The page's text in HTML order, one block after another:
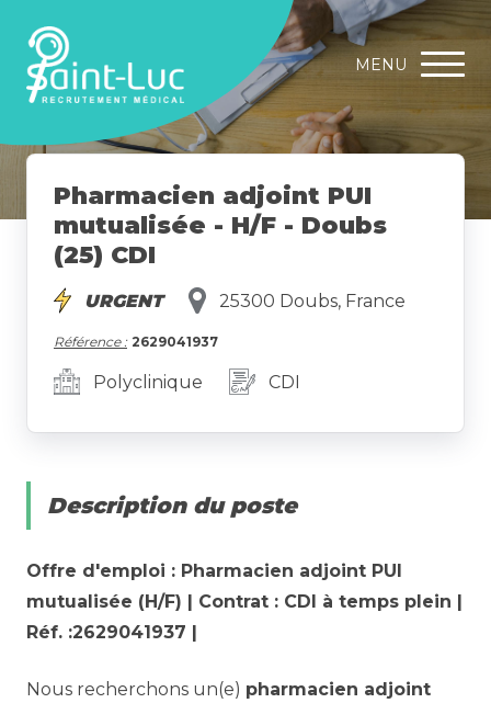
MENU
Pharmacien adjoint PUI
mutualisée - H/F - Doubs
(25) CDI
URGENT 25300 Doubs, France
Référence : 2629041937
Polyclinique CDI
Description du poste
Offre d'emploi : Pharmacien adjoint PUI
mutualisée (H/F) | Contrat : CDI à temps plein |
Réf. :2629041937 |
Nous recherchons un(e) pharmacien adjoint